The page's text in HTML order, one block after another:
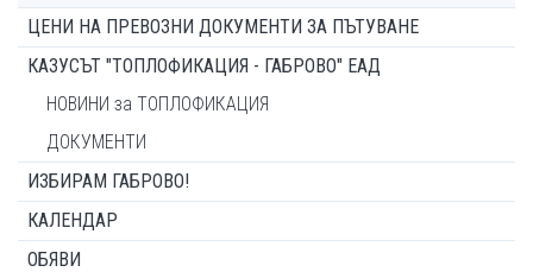
ЦЕНИ НА ПРЕВОЗНИ ДОКУМЕНТИ ЗА ПЪТУВАНЕ
КАЗУСЪТ "ТОПЛОФИКАЦИЯ - ГАБРОВО" ЕАД
НОВИНИ за ТОПЛОФИКАЦИЯ
ДОКУМЕНТИ
ИЗБИРАМ ГАБРОВО!
КАЛЕНДАР
ОБЯВИ